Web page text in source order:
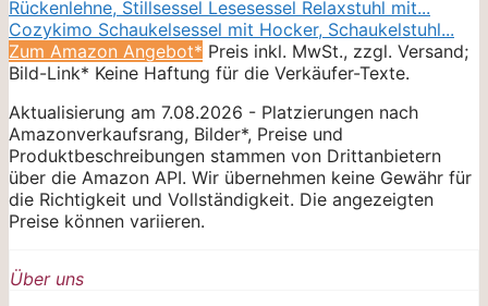
Cozykimo Schaukelsessel mit Hocker, Schaukelstuhl...
Zum Amazon Angebot* Preis inkl. MwSt., zzgl. Versand;
Bild-Link* Keine Haftung für die Verkäufer-Texte.
Aktualisierung am 7.08.2026 - Platzierungen nach
Amazonverkaufsrang, Bilder*, Preise und
Produktbeschreibungen stammen von Drittanbietern
über die Amazon API. Wir übernehmen keine Gewähr für
die Richtigkeit und Vollständigkeit. Die angezeigten
Preise können variieren.
Über uns